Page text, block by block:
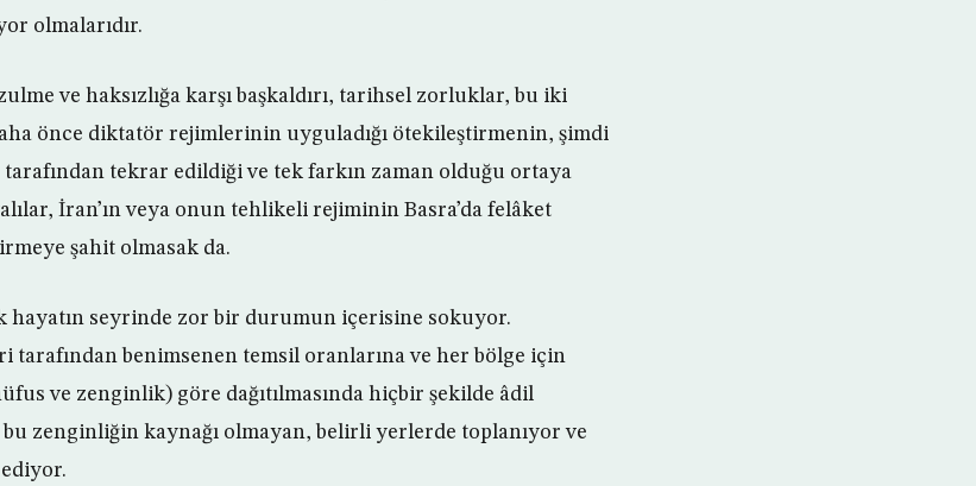
olmalarıdır.
ve haksızlığa karşı başkaldırı, tarihsel zorluklar, bu iki
önce diktatör rejimlerinin uyguladığı ötekileştirmenin, şimdi
tarafından tekrar edildiği ve tek farkın zaman olduğu ortaya
İran’ın veya onun tehlikeli rejiminin Basra’da felâket
şahit olmasak da.
hayatın seyrinde zor bir durumun içerisine sokuyor.
benimsenen temsil oranlarına ve her bölge için
ve zenginlik) göre dağıtılmasında hiçbir şekilde âdil
zenginliğin kaynağı olmayan, belirli yerlerde toplanıyor ve